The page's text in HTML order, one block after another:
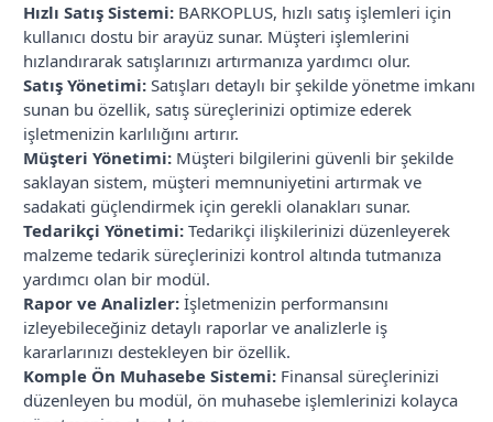
Hızlı Satış Sistemi:BARKOPLUS, hızlı satış işlemleri için
kullanıcı dostu bir arayüz sunar. Müşteri işlemlerini
hızlandırarak satışlarınızı artırmanıza yardımcı olur.
Satış Yönetimi:Satışları detaylı bir şekilde yönetme imkanı
sunan bu özellik, satış süreçlerinizi optimize ederek
işletmenizin karlılığını artırır.
Müşteri Yönetimi:Müşteri bilgilerini güvenli bir şekilde
saklayan sistem, müşteri memnuniyetini artırmak ve
sadakati güçlendirmek için gerekli olanakları sunar.
Tedarikçi Yönetimi:Tedarikçi ilişkilerinizi düzenleyerek
malzeme tedarik süreçlerinizi kontrol altında tutmanıza
yardımcı olan bir modül.
Rapor ve Analizler:İşletmenizin performansını
izleyebileceğiniz detaylı raporlar ve analizlerle iş
kararlarınızı destekleyen bir özellik.
Komple Ön Muhasebe Sistemi:Finansal süreçlerinizi
düzenleyen bu modül, ön muhasebe işlemlerinizi kolayca